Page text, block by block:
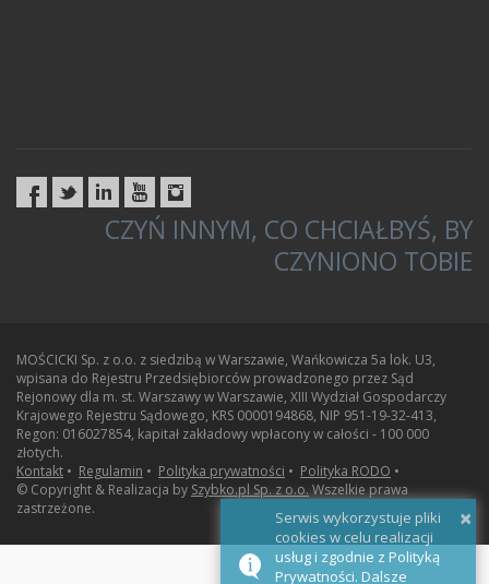
CZYŃ INNYM, CO CHCIAŁBYŚ, BY
CZYNIONO TOBIE
MOŚCICKI Sp. z o.o. z siedzibą w Warszawie, Wańkowicza 5a lok. U3,
wpisana do Rejestru Przedsiębiorców prowadzonego przez Sąd
Rejonowy dla m. st. Warszawy w Warszawie, XIII Wydział Gospodarczy
Krajowego Rejestru Sądowego, KRS 0000194868, NIP 951-19-32-413,
Regon: 016027854, kapitał zakładowy wpłacony w całości - 100 000
złotych.
Kontakt • Regulamin • Polityka prywatności • Polityka RODO •
© Copyright & Realizacja by Szybko.pl Sp. z o.o. Wszelkie prawa
zastrzeżone.
×
Serwis wykorzystuje pliki
cookies w celu realizacji
usług i zgodnie z Polityką
Prywatności. Dalsze